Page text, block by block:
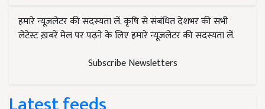
हमारे न्यूज़लेटर की सदस्यता लें. कृषि से संबंधित देशभर की सभी
लेटेस्ट ख़बरें मेल पर पढ़ने के लिए हमारे न्यूज़लेटर की सदस्यता लें.
Subscribe Newsletters